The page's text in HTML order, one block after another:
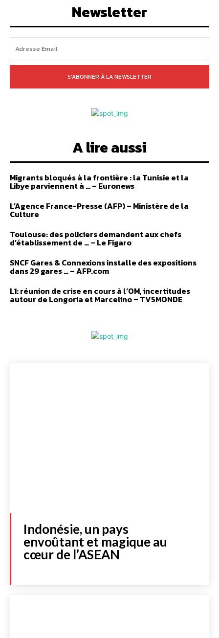
Newsletter
S'ABONNER À LA NEWSLETTER
A lire aussi
Migrants bloqués à la frontière : la Tunisie et la
Libye parviennent à … – Euronews
L’Agence France-Presse (AFP) – Ministère de la
Culture
Toulouse: des policiers demandent aux chefs
d’établissement de … – Le Figaro
SNCF Gares & Connexions installe des expositions
dans 29 gares … – AFP.com
L1: réunion de crise en cours à l’OM, incertitudes
autour de Longoria et Marcelino – TV5MONDE
Indonésie, un pays
envoûtant et magique au
cœur de l’ASEAN